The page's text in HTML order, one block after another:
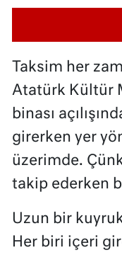
Taksim her
Atatürk Kültür
binası
girerken yer
üzerimde.
takip ederken
Uzun bir
Her biri içeri